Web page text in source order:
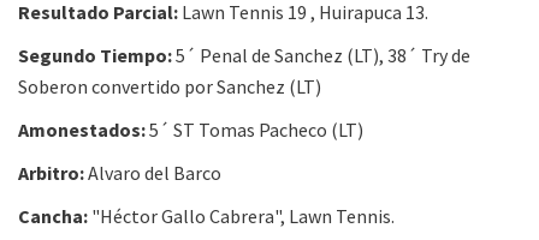
Resultado Parcial: Lawn Tennis 19 , Huirapuca 13.
Segundo Tiempo:5´ Penal de Sanchez (LT), 38´ Try de
Soberon convertido por Sanchez (LT)
Amonestados:5´ ST Tomas Pacheco (LT)
Arbitro:Alvaro del Barco
Cancha: "Héctor Gallo Cabrera", Lawn Tennis.